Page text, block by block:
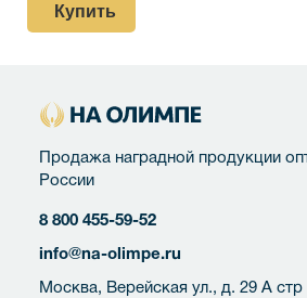
Купить
Продажа наградной продукции
России
8 800 455-59-52
info@na-olimpe.ru
Москва, Верейская ул., д. 29 А стр